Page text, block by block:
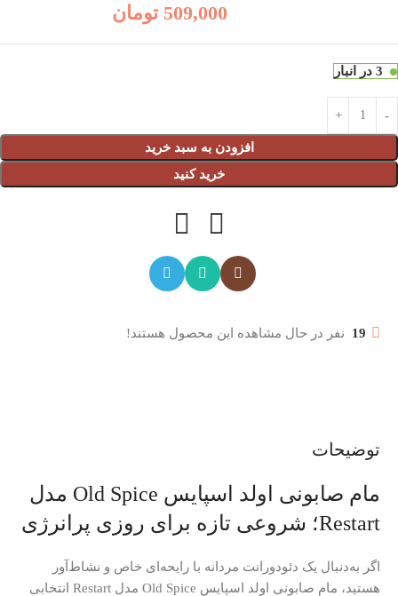
509,000 تومان
3 در انبار
افزودن به سبد خرید
خرید کنید
19 نفر در حال مشاهده این محصول هستند!
توضیحات
مام صابونی اولد اسپایس Old Spice مدل
Restart؛ شروعی تازه برای روزی پرانرژی
اگر به‌دنبال یک دئودورانت مردانه با رایحه‌ای خاص و نشاط‌آور
هستید، مام صابونی اولد اسپایس Old Spice مدل Restart انتخابی